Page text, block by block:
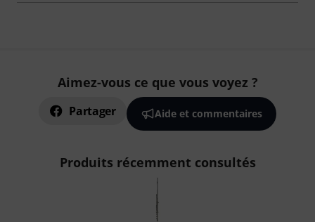
Aimez-vous ce que vous voyez ?
Partager Aide et commentaires
Produits récemment consultés